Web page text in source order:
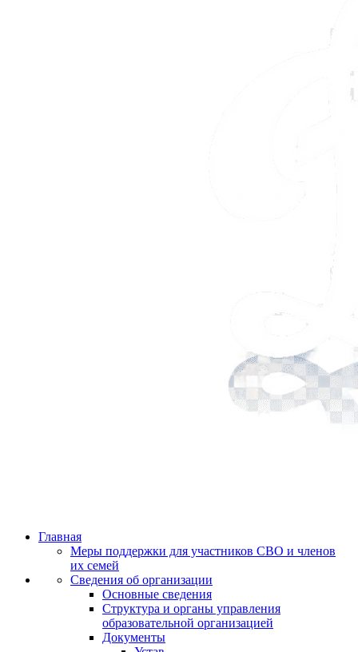
Главная
Меры поддержки для участников СВО и членов
их семей
Сведения об организации
Основные сведения
Структура и органы управления
образовательной организацией
Документы